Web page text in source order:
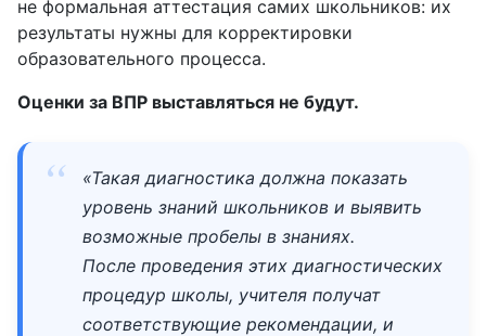
не формальная аттестация самих школьников: их
результаты нужны для корректировки
образовательного процесса.
Оценки за ВПР выставляться не будут.
«Такая диагностика должна показать
уровень знаний школьников и выявить
возможные пробелы в знаниях.
После проведения этих диагностических
процедур школы, учителя получат
соответствующие рекомендации, и